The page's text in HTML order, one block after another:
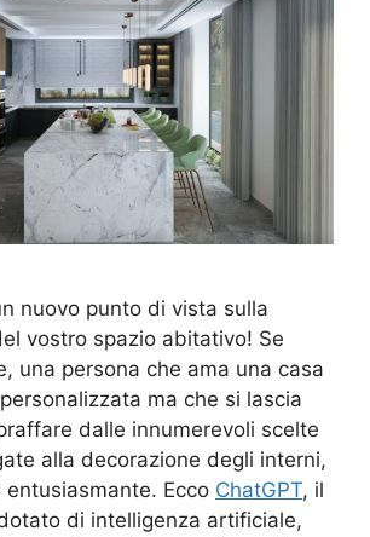
nuovo punto di vista sulla
vostro spazio abitativo! Se
una persona che ama una casa
ma che si lascia
dalle innumerevoli scelte
alla decorazione degli interni,
entusiasmante. Ecco ChatGPT, il
di intelligenza artificiale,